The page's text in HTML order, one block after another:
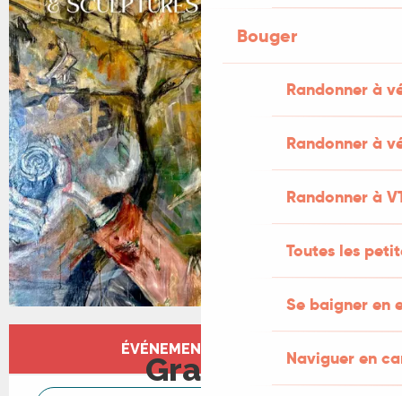
Bouger
Randonner à
Randonner à
Randonner à
Toutes les
Se baigner en
Naviguer en
Ouverture et coordonnées
ÉVÉNEMENT TERMINÉ
Gratuit